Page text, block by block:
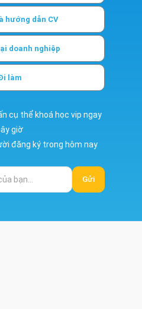
hướng dẫn CV
doanh nghiệp
làm
cụ thể khoá học vip ngay
giờ
đăng ký trong hôm nay
Gửi